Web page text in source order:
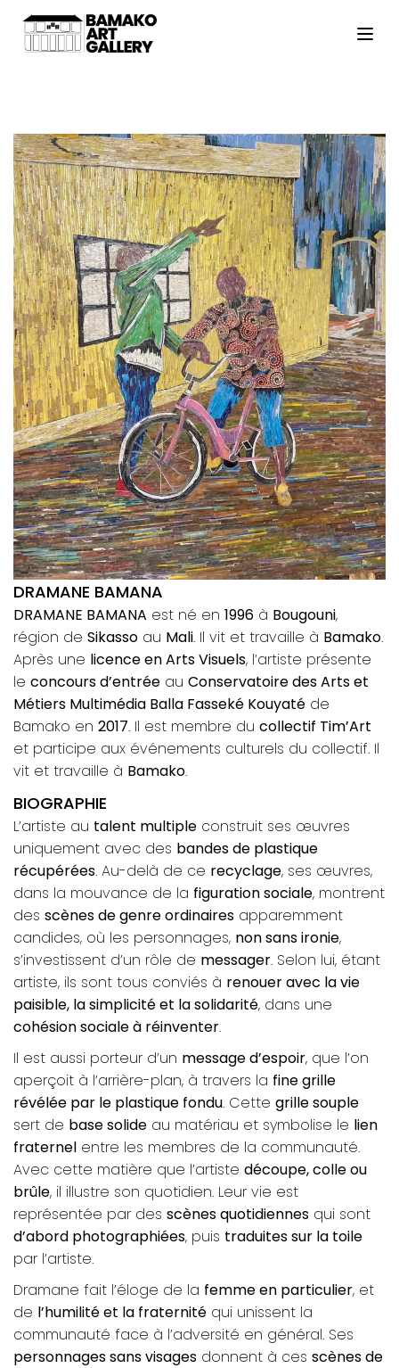
EXPOSITIONS
VIEWING ROOM
MALI ART CLUB
ART'ACTU
À PROPOS
CONTACT
DRAMANE BAMANA
DRAMANE BAMANA est né en 1996 à Bougouni,
région de Sikasso au Mali. Il vit et travaille à Bamako.
Après une licence en Arts Visuels, l’artiste présente
le concours d’entrée au Conservatoire des Arts et
Métiers Multimédia Balla Fasseké Kouyaté de
Bamako en 2017. Il est membre du collectif Tim’Art
et participe aux événements culturels du collectif. Il
vit et travaille à Bamako.
BIOGRAPHIE
L’artiste au talent multiple construit ses œuvres
uniquement avec des bandes de plastique
récupérées. Au-delà de ce recyclage, ses œuvres,
dans la mouvance de la figuration sociale, montrent
des scènes de genre ordinaires apparemment
candides, où les personnages, non sans ironie,
s’investissent d’un rôle de messager. Selon lui, étant
artiste, ils sont tous conviés à renouer avec la vie
paisible, la simplicité et la solidarité, dans une
cohésion sociale à réinventer.
Il est aussi porteur d’un message d’espoir, que l’on
aperçoit à l’arrière-plan, à travers la fine grille
révélée par le plastique fondu. Cette grille souple
sert de base solide au matériau et symbolise le lien
fraternel entre les membres de la communauté.
Avec cette matière que l’artiste découpe, colle ou
brûle, il illustre son quotidien. Leur vie est
représentée par des scènes quotidiennes qui sont
d’abord photographiées, puis traduites sur la toile
par l’artiste.
Dramane fait l’éloge de la femme en particulier, et
de l’humilité et la fraternité qui unissent la
communauté face à l’adversité en général. Ses
personnages sans visages donnent à ces scènes de